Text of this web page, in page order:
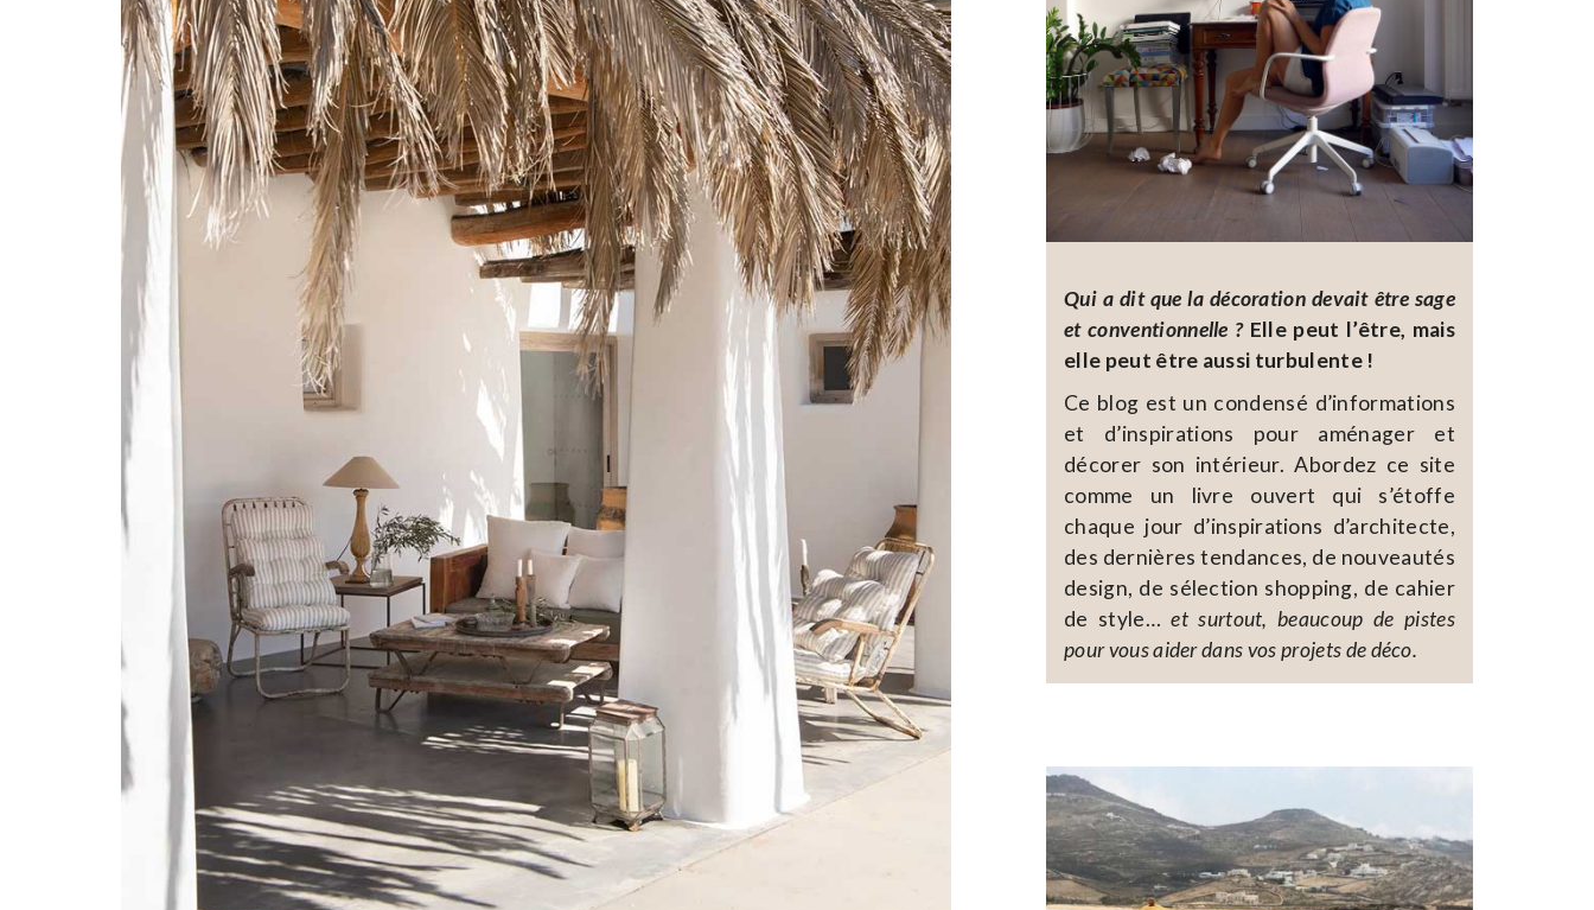
Qui a dit que la décoration devait être sage
et conventionnelle ? Elle peut l’être, mais
elle peut être aussi turbulente !
Ce blog est un condensé d’informations
et d’inspirations pour aménager et
décorer son intérieur. Abordez ce site
comme un livre ouvert qui s’étoffe
chaque jour d’inspirations d’architecte,
des dernières tendances, de nouveautés
design, de sélection shopping, de cahier
de style…et surtout, beaucoup de pistes
pour vous aider dans vos projets de déco.